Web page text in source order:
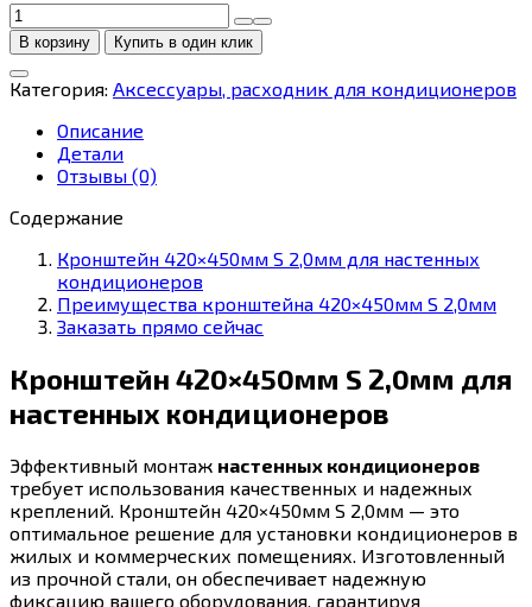
Количество
товара
Кронштейн
420x450мм
S
2,0мм
(пара)
В корзину Купить в один клик
Категория: Аксессуары, расходник для кондиционеров
Описание
Детали
Отзывы (0)
Содержание
Кронштейн 420×450мм S 2,0мм для настенных
кондиционеров
Преимущества кронштейна 420×450мм S 2,0мм
Заказать прямо сейчас
Кронштейн 420×450мм S 2,0мм для
настенных кондиционеров
Эффективный монтаж настенных кондиционеров
требует использования качественных и надежных
креплений. Кронштейн 420×450мм S 2,0мм — это
оптимальное решение для установки кондиционеров в
жилых и коммерческих помещениях. Изготовленный
из прочной стали, он обеспечивает надежную
фиксацию вашего оборудования, гарантируя